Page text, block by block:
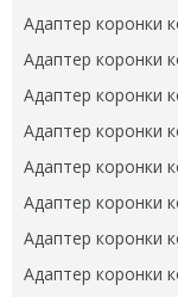
Адаптер коронки
Адаптер коронки
Адаптер коронки
Адаптер коронки
Адаптер коронки
Адаптер коронки
Адаптер коронки
Адаптер коронки